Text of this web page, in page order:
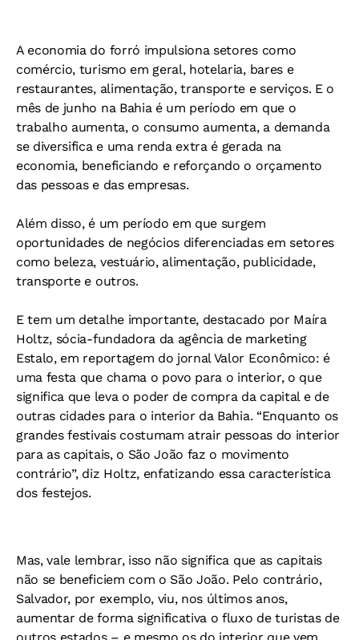
A economia do forró impulsiona setores como
comércio, turismo em geral, hotelaria, bares e
restaurantes, alimentação, transporte e serviços. E o
mês de junho na Bahia é um período em que o
trabalho aumenta, o consumo aumenta, a demanda
se diversifica e uma renda extra é gerada na
economia, beneficiando e reforçando o orçamento
das pessoas e das empresas.
Além disso, é um período em que surgem
oportunidades de negócios diferenciadas em setores
como beleza, vestuário, alimentação, publicidade,
transporte e outros.
E tem um detalhe importante, destacado por Maíra
Holtz, sócia-fundadora da agência de marketing
Estalo, em reportagem do jornal Valor Econômico: é
uma festa que chama o povo para o interior, o que
significa que leva o poder de compra da capital e de
outras cidades para o interior da Bahia. “Enquanto os
grandes festivais costumam atrair pessoas do interior
para as capitais, o São João faz o movimento
contrário”, diz Holtz, enfatizando essa característica
dos festejos.
Mas, vale lembrar, isso não significa que as capitais
não se beneficiem com o São João. Pelo contrário,
Salvador, por exemplo, viu, nos últimos anos,
aumentar de forma significativa o fluxo de turistas de